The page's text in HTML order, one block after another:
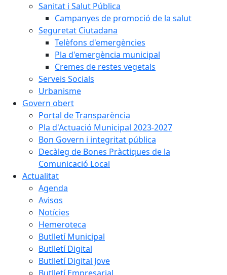
Sanitat i Salut Pública
Campanyes de promoció de la salut
Seguretat Ciutadana
Telèfons d'emergències
Pla d'emergència municipal
Cremes de restes vegetals
Serveis Socials
Urbanisme
Govern obert
Portal de Transparència
Pla d'Actuació Municipal 2023-2027
Bon Govern i integritat pública
Decàleg de Bones Pràctiques de la
Comunicació Local
Actualitat
Agenda
Avisos
Notícies
Hemeroteca
Butlletí Municipal
Butlletí Digital
Butlletí Digital Jove